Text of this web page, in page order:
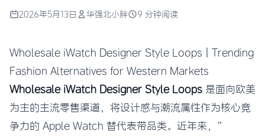
2026年5月13日 华强北小胖 9 分钟阅读
Wholesale iWatch Designer Style Loops | Trending
Fashion Alternatives for Western Markets
Wholesale iWatch Designer Style Loops 是面向欧美
为主的主流零售渠道，将设计感与潮流属性作为核心竞
争力的 Apple Watch 替代表带品类。近年来，”